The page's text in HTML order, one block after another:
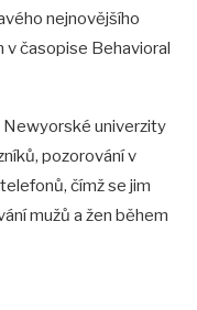
nejnovějšího
časopise Behavioral
Newyorské univerzity
pozorování v
čímž se jim
mužů a žen během